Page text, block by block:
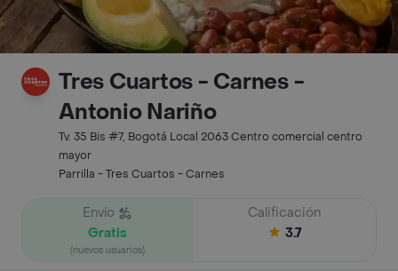
Tres Cuartos - Carnes -
Antonio Nariño
Tv. 35 Bis #7, Bogotá Local 2063 Centro comercial centro
mayor
Parrilla - Tres Cuartos - Carnes
Envío
Gratis
(nuevos usuarios)
Calificación
3.7